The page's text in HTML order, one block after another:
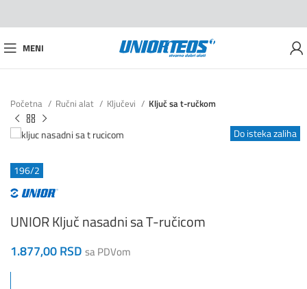
MENI
Početna Ručni alat Ključevi Ključ sa t-ručkom
Do isteka zaliha
196/2
UNIOR Ključ nasadni sa T-ručicom
1.877,00RSD sa PDVom